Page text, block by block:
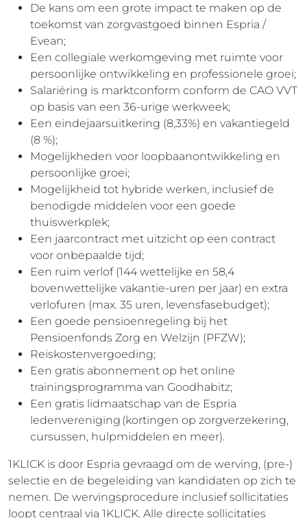
De kans om een grote impact te maken op de
toekomst van zorgvastgoed binnen Espria /
Evean;
Een collegiale werkomgeving met ruimte voor
persoonlijke ontwikkeling en professionele groei;
Salariëring is marktconform conform de CAO VVT
op basis van een 36-urige werkweek;
Een eindejaarsuitkering (8,33%) en vakantiegeld
(8 %);
Mogelijkheden voor loopbaanontwikkeling en
persoonlijke groei;
Mogelijkheid tot hybride werken, inclusief de
benodigde middelen voor een goede
thuiswerkplek;
Een jaarcontract met uitzicht op een contract
voor onbepaalde tijd;
Een ruim verlof (144 wettelijke en 58,4
bovenwettelijke vakantie-uren per jaar) en extra
verlofuren (max. 35 uren, levensfasebudget);
Een goede pensioenregeling bij het
Pensioenfonds Zorg en Welzijn (PFZW);
Reiskostenvergoeding;
Een gratis abonnement op het online
trainingsprogramma van Goodhabitz;
Een gratis lidmaatschap van de Espria
ledenvereniging (kortingen op zorgverzekering,
cursussen, hulpmiddelen en meer).
1KLICK is door Espria gevraagd om de werving, (pre-)
selectie en de begeleiding van kandidaten op zich te
nemen. De wervingsprocedure inclusief sollicitaties
loopt centraal via 1KLICK. Alle directe sollicitaties